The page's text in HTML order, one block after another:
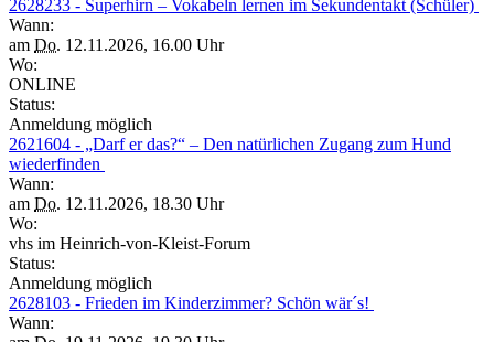
2628233 - Superhirn – Vokabeln lernen im Sekundentakt (Schüler)
Wann:
am Do. 12.11.2026, 16.00 Uhr
Wo:
ONLINE
Status:
Anmeldung möglich
2621604 - „Darf er das?“ – Den natürlichen Zugang zum Hund
wiederfinden
Wann:
am Do. 12.11.2026, 18.30 Uhr
Wo:
vhs im Heinrich-von-Kleist-Forum
Status:
Anmeldung möglich
2628103 - Frieden im Kinderzimmer? Schön wär´s!
Wann: